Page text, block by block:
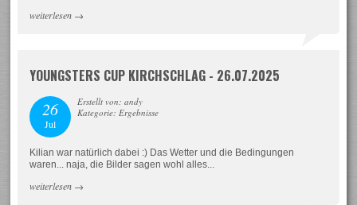
weiterlesen →
YOUNGSTERS CUP KIRCHSCHLAG - 26.07.2025
26
Jul
Erstellt von: andy
Kategorie: Ergebnisse
Kilian war natürlich dabei :) Das Wetter und die Bedingungen
waren... naja, die Bilder sagen wohl alles...
weiterlesen →